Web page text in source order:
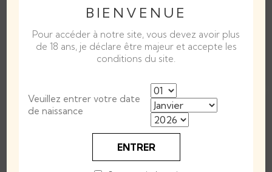
Domaine Colin
Prix
16,50 €
AJOUTER AU PANIER
Domaine F Colin
Barollet,...
Prix
21,76 €
AJOUTER AU PANIER
BIENVENUE
Pour accéder à notre site, vous devez avoir plus
de 18 ans, je déclare être majeur et accepte les
conditions du site.
Veuillez entrer votre date
de naissance
ENTRER